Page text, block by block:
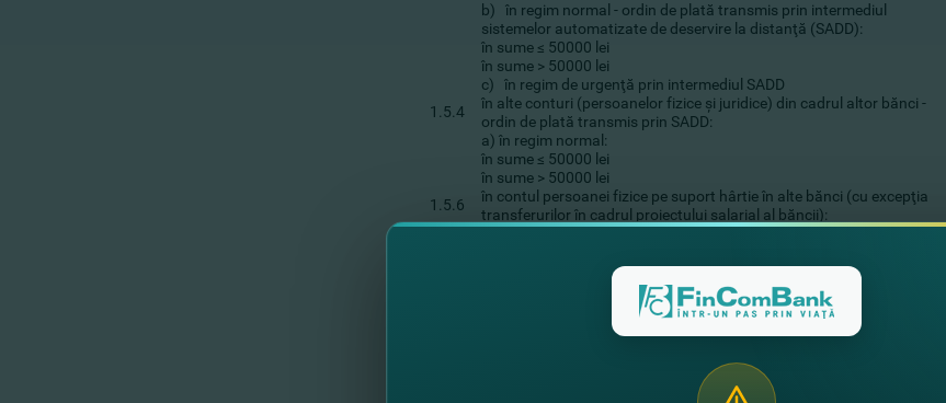
b) în regim normal - ordin de plată transmis prin intermediul
sistemelor automatizate de deservire la distanţă (SADD):
în sume ≤ 50000 lei
în sume > 50000 lei
c) în regim de urgenţă prin intermediul SADD
1.5.4
în alte conturi (persoanelor fizice şi juridice) din cadrul altor bănci -
ordin de plată transmis prin SADD:
a) în regim normal:
în sume ≤ 50000 lei
în sume > 50000 lei
1.5.6
în contul persoanei fizice pe suport hârtie în alte bănci (cu excepţia
transferurilor în cadrul proiectului salarial al băncii):
în conturile curente proprii din cadrul altor bănci:
a) în regim normal şi în regim de urgenţă - ordin de plată prezentat pe
sistemelor automatizate de deservire la distanţă (SADD):